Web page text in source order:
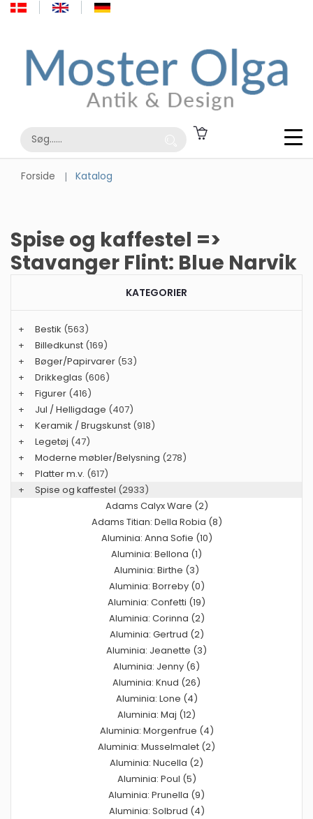
Forside Katalog
Spise og kaffestel =>
Stavanger Flint: Blue Narvik
KATEGORIER
+ Bestik (563)
+
Billedkunst (169)
+
Bøger/Papirvarer (53)
+
Drikkeglas (606)
+
Figurer (416)
+
Jul / Helligdage (407)
+
Keramik / Brugskunst (918)
+
Legetøj (47)
+
Moderne møbler/Belysning (278)
+
Platter m.v. (617)
+
Spise og kaffestel (2933)
Adams Calyx Ware (2)
Adams Titian: Della Robia (8)
Aluminia: Anna Sofie (10)
Aluminia: Bellona (1)
Aluminia: Birthe (3)
Aluminia: Borreby (0)
Aluminia: Confetti (19)
Aluminia: Corinna (2)
Aluminia: Gertrud (2)
Aluminia: Jeanette (3)
Aluminia: Jenny (6)
Aluminia: Knud (26)
Aluminia: Lone (4)
Aluminia: Maj (12)
Aluminia: Morgenfrue (4)
Aluminia: Musselmalet (2)
Aluminia: Nucella (2)
Aluminia: Poul (5)
Aluminia: Prunella (9)
Aluminia: Solbrud (4)